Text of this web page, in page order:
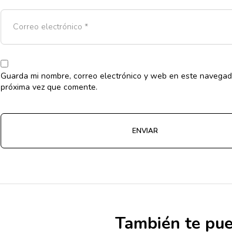
Guarda mi nombre, correo electrónico y web en este
próxima vez que comente.
También te